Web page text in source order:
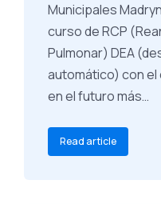
Municipales
curso de RCP
Pulmonar) DEA
automático) con
en el futuro más…
Read article